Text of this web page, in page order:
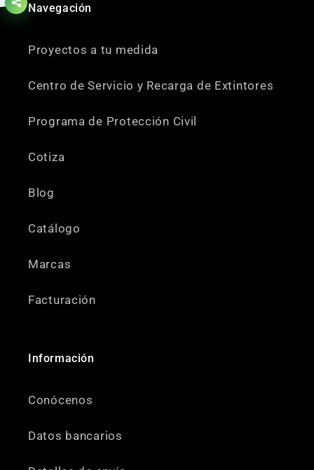
Navegación
Proyectos a tu medida
Centro de Servicio y Recarga de Extintores
Programa de Protección Civil
Cotiza
Blog
Catálogo
Marcas
Facturación
Información
Conócenos
Datos bancarios